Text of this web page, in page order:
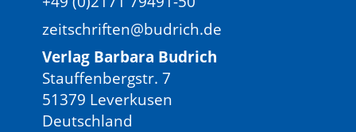
zeitschriften@budrich.de
Verlag Barbara Budrich
Stauffenbergstr. 7
51379 Leverkusen
Deutschland